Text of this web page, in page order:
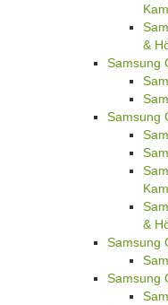
&
Samsung
Samsung
&
Samsung
Samsung